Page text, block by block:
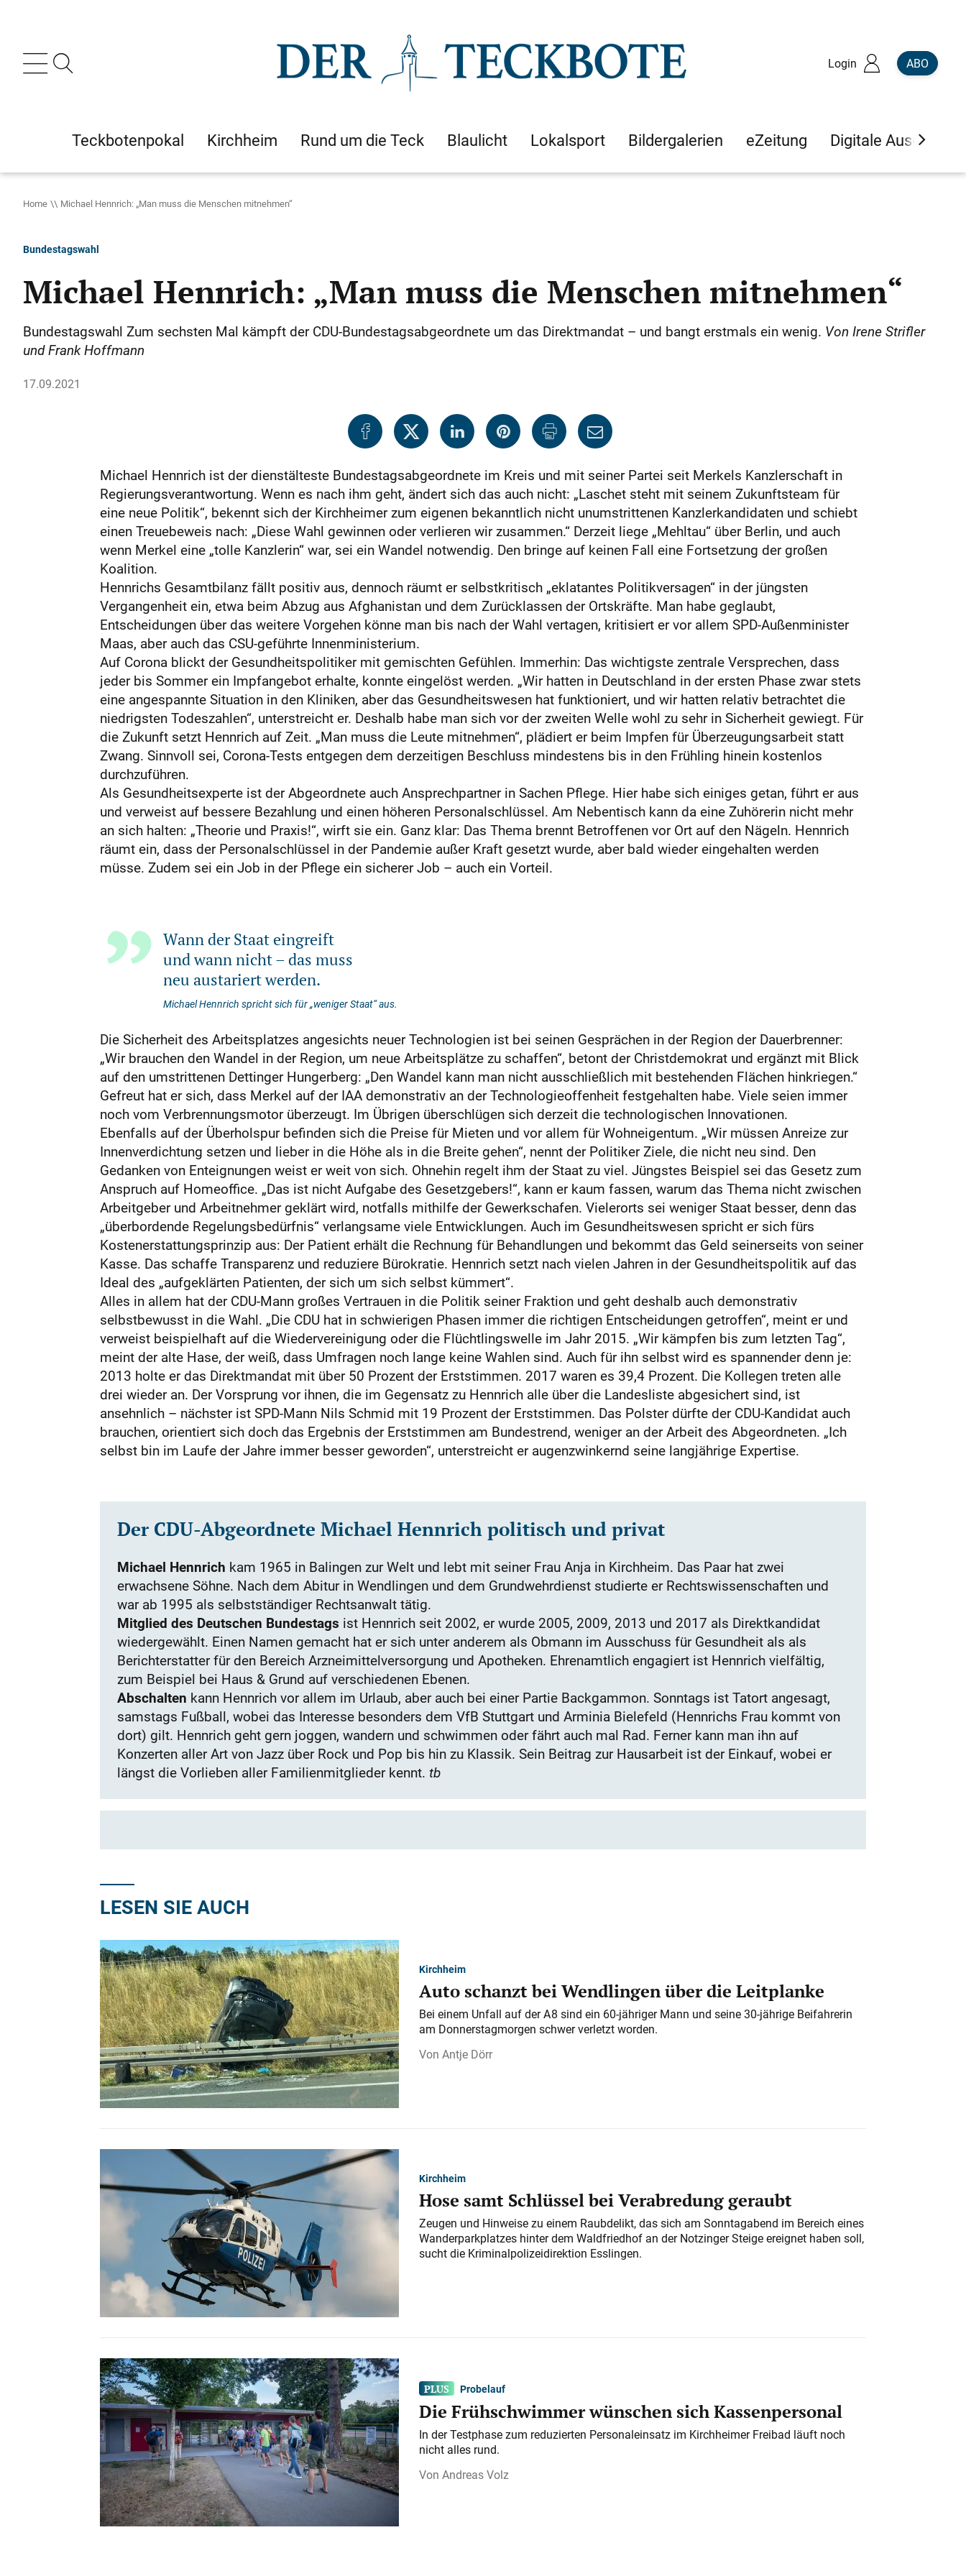
Login ABO
Teckbotenpokal Kirchheim Rund um die Teck Blaulicht Lokalsport Bildergalerien eZeitung Digitale Ausgaben
Home Michael Hennrich: „Man muss die Menschen mitnehmen​​​​​​​“
Bundestagswahl
Michael Hennrich: „Man muss die Menschen mitnehmen​​​​​​​“
Bundestagswahl Zum sechsten Mal kämpft der CDU-Bundestagsabgeordnete um das Direktmandat – und bangt erstmals ein wenig. Von Irene Strifler
und Frank Hoffmann
17.09.2021
Michael Hennrich ist der dienstälteste Bundestagsabgeordnete im Kreis und mit seiner Partei seit Merkels Kanzlerschaft in
Regierungsverantwortung. Wenn es nach ihm geht, ändert sich das auch nicht: „Laschet steht mit seinem Zukunftsteam für
eine neue Politik“, bekennt sich der Kirchheimer zum eigenen bekanntlich nicht unumstrittenen Kanzlerkandidaten und schiebt
einen Treuebeweis nach: „Diese Wahl gewinnen oder verlieren wir zusammen.“ Derzeit liege „Mehltau“ über Berlin, und auch
wenn Merkel eine „tolle Kanzlerin“ war, sei ein Wandel notwendig. Den bringe auf keinen Fall eine Fortsetzung der großen
Koalition.
Hennrichs Gesamtbilanz fällt positiv aus, dennoch räumt er selbstkritisch „eklatantes Politikversagen“ in der jüngsten
Vergangenheit ein, etwa beim Abzug aus Afghanistan und dem Zurücklassen der Ortskräfte. Man habe geglaubt,
Entscheidungen über das weitere Vorgehen könne man bis nach der Wahl vertagen, kritisiert er vor allem SPD-Außenminister
Maas, aber auch das CSU-geführte Innenministerium.
Auf Corona blickt der Gesundheitspolitiker mit gemischten Gefühlen. Immerhin: Das wichtigste zentrale Versprechen, dass
jeder bis Sommer ein Impfangebot erhalte, konnte eingelöst werden. „Wir hatten in Deutschland in der ersten Phase zwar stets
eine angespannte Situation in den Kliniken, aber das Gesundheitswesen hat funktioniert, und wir hatten relativ betrachtet die
niedrigsten Todeszahlen“, unterstreicht er. Deshalb habe man sich vor der zweiten Welle wohl zu sehr in Sicherheit gewiegt. Für
die Zukunft setzt Hennrich auf Zeit. „Man muss die Leute mitnehmen“, plädiert er beim Impfen für Überzeugungsarbeit statt
Zwang. Sinnvoll sei, Corona-Tests entgegen dem derzeitigen Beschluss mindestens bis in den Frühling hinein kostenlos
durchzuführen.
Als Gesundheitsexperte ist der Abgeordnete auch Ansprechpartner in Sachen Pflege. Hier habe sich einiges getan, führt er aus
und verweist auf bessere Bezahlung und einen höheren Personalschlüssel. Am Nebentisch kann da eine Zuhörerin nicht mehr
an sich halten: „Theorie und Praxis!“, wirft sie ein. Ganz klar: Das Thema brennt Betroffenen vor Ort auf den Nägeln. Hennrich
räumt ein, dass der Personalschlüssel in der Pandemie außer Kraft gesetzt wurde, aber bald wieder eingehalten werden
müsse. Zudem sei ein Job in der Pflege ein sicherer Job – auch ein Vorteil.
Wann der Staat eingreift
und wann nicht – das muss
neu austariert werden.
Michael Hennrich spricht sich für „weniger Staat“ aus.
Die Sicherheit des Arbeitsplatzes angesichts neuer Technologien ist bei seinen Gesprächen in der Region der Dauerbrenner:
„Wir brauchen den Wandel in der Region, um neue Arbeitsplätze zu schaffen“, betont der Christdemokrat und ergänzt mit Blick
auf den umstrittenen Dettinger Hungerberg: „Den Wandel kann man nicht ausschließlich mit bestehenden Flächen hinkriegen.“
Gefreut hat er sich, dass Merkel auf der IAA demonstrativ an der Technologieoffenheit festgehalten habe. Viele seien immer
noch vom Verbrennungsmotor überzeugt. Im Übrigen überschlügen sich derzeit die technologischen Innovationen.
Ebenfalls auf der Überholspur befinden sich die Preise für Mieten und vor allem für Wohneigentum. „Wir müssen Anreize zur
Innenverdichtung setzen und lieber in die Höhe als in die Breite gehen“, nennt der Politiker Ziele, die nicht neu sind. Den
Gedanken von Enteignungen weist er weit von sich. Ohnehin regelt ihm der Staat zu viel. Jüngstes Beispiel sei das Gesetz zum
Anspruch auf Homeoffice. „Das ist nicht Aufgabe des Gesetzgebers!“, kann er kaum fassen, warum das Thema nicht zwischen
Arbeitgeber und Arbeitnehmer geklärt wird, notfalls mithilfe der Gewerkschafen. Vielerorts sei weniger Staat besser, denn das
„überbordende Regelungsbedürfnis“ verlangsame viele Entwicklungen. Auch im Gesundheitswesen spricht er sich fürs
Kostenerstattungsprinzip aus: Der Patient erhält die Rechnung für Behandlungen und bekommt das Geld seinerseits von seiner
Kasse. Das schaffe Transparenz und reduziere Bürokratie. Hennrich setzt nach vielen Jahren in der Gesundheitspolitik auf das
Ideal des „aufgeklärten Patienten, der sich um sich selbst kümmert“.
Alles in allem hat der CDU-Mann großes Vertrauen in die Politik seiner Fraktion und geht deshalb auch demonstrativ
selbstbewusst in die Wahl. „Die CDU hat in schwierigen Phasen immer die richtigen Entscheidungen getroffen“, meint er und
verweist beispielhaft auf die Wiedervereinigung oder die Flüchtlingswelle im Jahr 2015. „Wir kämpfen bis zum letzten Tag“,
meint der alte Hase, der weiß, dass Umfragen noch lange keine Wahlen sind. Auch für ihn selbst wird es spannender denn je:
2013 holte er das Direktmandat mit über 50 Prozent der Erststimmen. 2017 waren es 39,4 Prozent. Die Kollegen treten alle
drei wieder an. Der Vorsprung vor ihnen, die im Gegensatz zu Hennrich alle über die Landesliste abgesichert sind, ist
ansehnlich – nächster ist SPD-Mann Nils Schmid mit 19 Prozent der Erststimmen. Das Polster dürfte der CDU-Kandidat auch
brauchen, orientiert sich doch das Ergebnis der Erststimmen am Bundestrend, weniger an der Arbeit des Abgeordneten. „Ich
selbst bin im Laufe der Jahre immer besser geworden“, unterstreicht er augenzwinkernd seine langjährige Expertise.
Der CDU-Abgeordnete Michael Hennrich politisch und privat
Michael Hennrich kam 1965 in Balingen zur Welt und lebt mit seiner Frau Anja in Kirchheim. Das Paar hat zwei
erwachsene Söhne. Nach dem Abitur in Wendlingen und dem Grundwehrdienst studierte er Rechtswissenschaften und
war ab 1995 als selbstständiger Rechtsanwalt tätig.
Mitglied des Deutschen Bundestags ist Hennrich seit 2002, er wurde 2005, 2009, 2013 und 2017 als Direktkandidat
wiedergewählt. Einen Namen gemacht hat er sich unter anderem als Obmann im Ausschuss für Gesundheit als als
Berichterstatter für den Bereich Arzneimittelversorgung und Apotheken. Ehrenamtlich engagiert ist Hennrich vielfältig,
zum Beispiel bei Haus & Grund auf verschiedenen Ebenen.
Abschalten kann Hennrich vor allem im Urlaub, aber auch bei einer Partie Backgammon. Sonntags ist Tatort angesagt,
samstags Fußball, wobei das Interesse besonders dem VfB Stuttgart und Arminia Bielefeld (Hennrichs Frau kommt von
dort) gilt. Hennrich geht gern joggen, wandern und schwimmen oder fährt auch mal Rad. Ferner kann man ihn auf
Konzerten aller Art von Jazz über Rock und Pop bis hin zu Klassik. Sein Beitrag zur Hausarbeit ist der Einkauf, wobei er
längst die Vorlieben aller Familienmitglieder kennt. tb
LESEN SIE AUCH
Kirchheim
Auto schanzt bei Wendlingen über die Leitplanke
Bei einem Unfall auf der A 8 sind ein 60-jähriger Mann und seine 30-jährige Beifahrerin
am Donnerstagmorgen schwer verletzt worden.
Antje Dörr
Kirchheim
Hose samt Schlüssel bei Verabredung geraubt
Zeugen und Hinweise zu einem Raubdelikt, das sich am Sonntagabend im Bereich eines
Wanderparkplatzes hinter dem Waldfriedhof an der Notzinger Steige ereignet haben soll,
sucht die Kriminalpolizeidirektion Esslingen.
Probelauf
Die Frühschwimmer wünschen sich Kassenpersonal
In der Testphase zum reduzierten Personaleinsatz im Kirchheimer Freibad läuft noch
nicht alles rund.
Andreas Volz